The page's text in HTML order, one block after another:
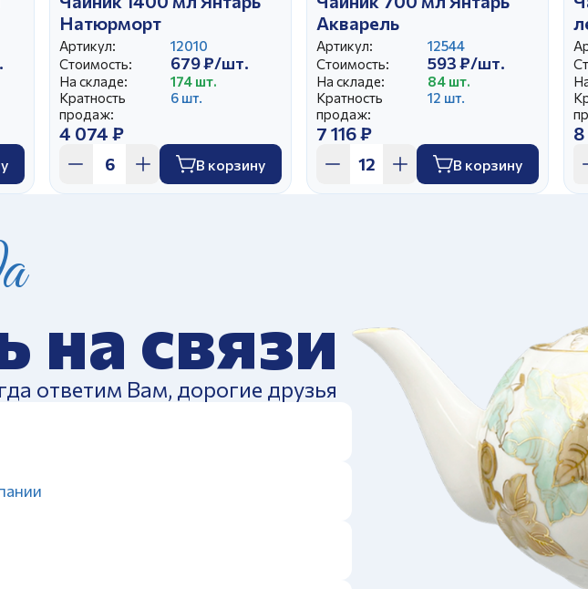
Натюрморт
Артикул:
12010
Стоимость:
679 ₽/шт.
На складе:
174 шт.
Кратность
продаж:
6 шт.
4 074 ₽
В корзину
Акварель
Артикул:
12544
Стоимость:
593 ₽/шт.
На складе:
84 шт.
Кратность
продаж:
12 шт.
7 116 ₽
В корзину
на связи
ответим Вам, дорогие друзья